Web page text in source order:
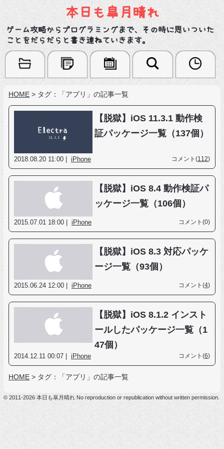
本日も皐月晴れ
ゲーム攻略からプログラミングまで、その時に思いついた
ことをだらだらと書き連ねていきます。
HOME > タグ：「アプリ」の記事一覧
【脱獄】iOS 11.3.1 動作検
証パッケージ一覧（137個）
2018.08.20 11:00 | iPhone コメント(112)
【脱獄】iOS 8.4 動作検証パ
ッケージ一覧（106個）
2015.07.01 18:00 | iPhone コメント(0)
【脱獄】iOS 8.3 対応パッケ
ージ一覧（93個）
2015.06.24 12:00 | iPhone コメント(4)
【脱獄】iOS 8.1.2 インスト
ールしたパッケージ一覧（1
47個）
2014.12.11 00:07 | iPhone コメント(6)
HOME > タグ：「アプリ」の記事一覧
© 2011-2026 本日も皐月晴れ No reproduction or republication without written permission.